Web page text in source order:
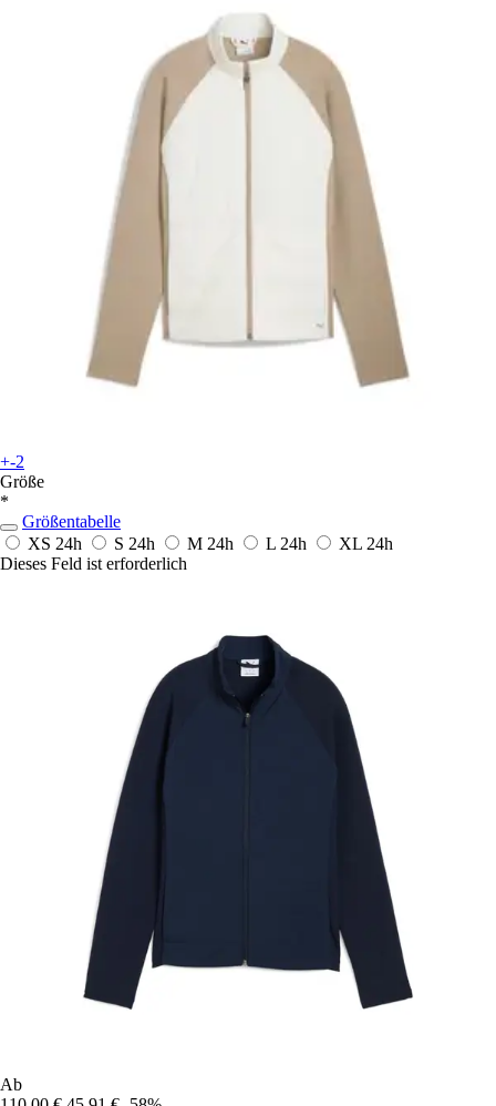
+-2
Größe
*
Größentabelle
XS 24h S 24h M 24h L 24h XL 24h
Dieses Feld ist erforderlich
Ab